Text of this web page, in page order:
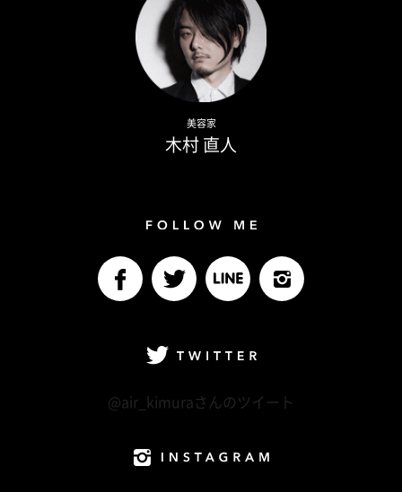
美容家
木村 直人
@air_kimuraさんのツイート